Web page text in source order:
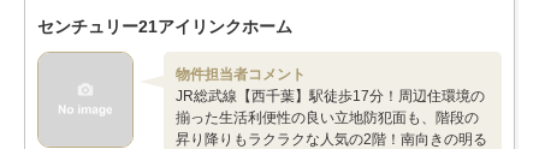
センチュリー21アイリンクホーム
物件担当者コメント
JR総武線【西千葉】駅徒歩17分！周辺住環境の
揃った生活利便性の良い立地防犯面も、階段の
昇り降りもラクラクな人気の2階！南向きの明る